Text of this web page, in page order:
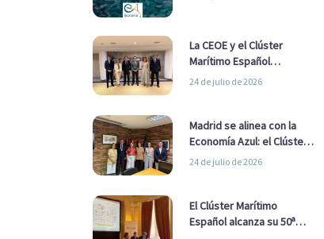
La CEOE y el Clúster
Marítimo Español
refuerzan su alianza para
24 de julio de 2026
Madrid se alinea con la
Economía Azul: el Clúster
Marítimo Español y la Real
Ayuntamiento
24 de julio de 2026
El Clúster Marítimo
Español alcanza su 50ª